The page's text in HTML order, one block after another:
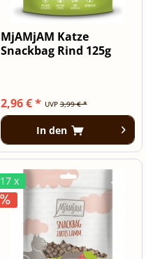
MjAMjAM Katze
Snackbag Rind 125g
UVP3,99 € *
2,96 € *
In den
17 x